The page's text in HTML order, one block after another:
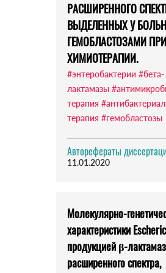
РАСШИРЕННОГО
ВЫДЕЛЕННЫХ У
ГЕМОБЛАСТОЗАМИ ПРИ
ХИМИОТЕРАПИИ.
#энтеробактерии #бета-
лактамазы
терапия
терапия #гемобластозы
Авторефераты
11.01.2020
Молекулярно-
характеристики
продукцией β-лактамаз
расширенного спектра,